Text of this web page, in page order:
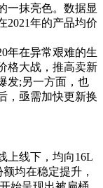
抹亮色。数据显
2021年的产品均价
在异常艰难的生
格大战，推高卖新
发;另一方面，也
，亟需加快更新换
线下，均向16L
均在稳定提升，